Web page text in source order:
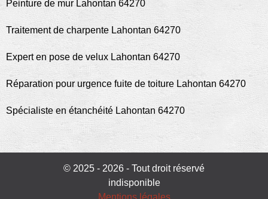
Peinture de mur Lahontan 64270
Traitement de charpente Lahontan 64270
Expert en pose de velux Lahontan 64270
Réparation pour urgence fuite de toiture Lahontan 64270
Spécialiste en étanchéité Lahontan 64270
© 2025 - 2026 - Tout droit réservé
indisponible
Mentions légales